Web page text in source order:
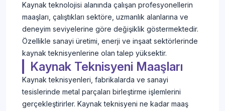
Kaynak teknolojisi alanında çalışan profesyonellerin
maaşları, çalıştıkları sektöre, uzmanlık alanlarına ve
deneyim seviyelerine göre değişiklik göstermektedir.
Özellikle sanayi üretimi, enerji ve inşaat sektörlerinde
kaynak teknisyenlerine olan talep yüksektir.
Kaynak Teknisyeni Maaşları
Kaynak teknisyenleri, fabrikalarda ve sanayi
tesislerinde metal parçaları birleştirme işlemlerini
gerçekleştirirler. Kaynak teknisyeni ne kadar maaş